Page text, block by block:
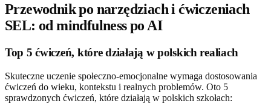
Przewodnik po narzędziach i ćwiczeniach
SEL: od mindfulness po AI
Top 5 ćwiczeń, które działają w polskich realiach
Skuteczne uczenie społeczno-emocjonalne wymaga dostosowania
ćwiczeń do wieku, kontekstu i realnych problemów. Oto 5
sprawdzonych ćwiczeń, które działają w polskich szkołach: